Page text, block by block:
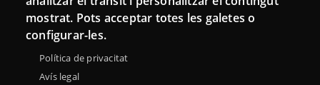
Hemeroteca
mostrat. Pots acceptar totes les galetes o
configurar-les.
Política de privacitat
Avís legal